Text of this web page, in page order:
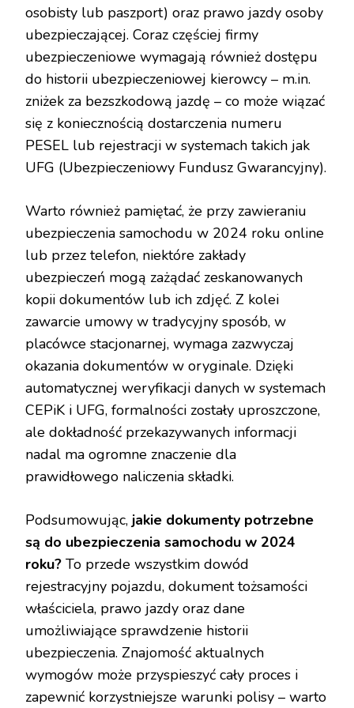
osobisty lub paszport) oraz prawo jazdy osoby
ubezpieczającej. Coraz częściej firmy
ubezpieczeniowe wymagają również dostępu
do historii ubezpieczeniowej kierowcy – m.in.
zniżek za bezszkodową jazdę – co może wiązać
się z koniecznością dostarczenia numeru
PESEL lub rejestracji w systemach takich jak
UFG (Ubezpieczeniowy Fundusz Gwarancyjny).
Warto również pamiętać, że przy zawieraniu
ubezpieczenia samochodu w 2024 roku online
lub przez telefon, niektóre zakłady
ubezpieczeń mogą zażądać zeskanowanych
kopii dokumentów lub ich zdjęć. Z kolei
zawarcie umowy w tradycyjny sposób, w
placówce stacjonarnej, wymaga zazwyczaj
okazania dokumentów w oryginale. Dzięki
automatycznej weryfikacji danych w systemach
CEPiK i UFG, formalności zostały uproszczone,
ale dokładność przekazywanych informacji
nadal ma ogromne znaczenie dla
prawidłowego naliczenia składki.
Podsumowując, jakie dokumenty potrzebne
są do ubezpieczenia samochodu w 2024
roku? To przede wszystkim dowód
rejestracyjny pojazdu, dokument tożsamości
właściciela, prawo jazdy oraz dane
umożliwiające sprawdzenie historii
ubezpieczenia. Znajomość aktualnych
wymogów może przyspieszyć cały proces i
zapewnić korzystniejsze warunki polisy – warto